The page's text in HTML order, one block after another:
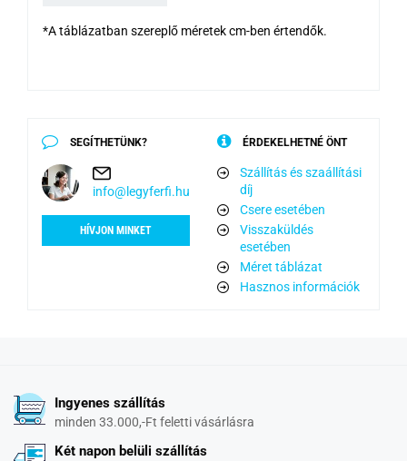
*A táblázatban szereplő méretek cm-ben értendők.
SEGÍTHETÜNK?
info@legyferfi.hu
HÍVJON MINKET
ÉRDEKELHETNÉ ÖNT
Szállítás és szaállítási
díj
Csere esetében
Visszaküldés
esetében
Méret táblázat
Hasznos információk
Ingyenes szállítás
minden 33.000,-Ft feletti vásárlásra
Két napon belüli szállítás